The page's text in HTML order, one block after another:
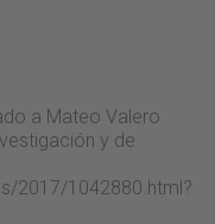
a Mateo Valero
y de
2017/1042880.html?